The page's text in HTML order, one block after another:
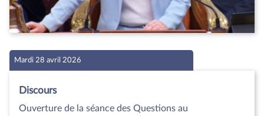
Mardi 28 avril 2026
Discours
Ouverture de la séance des Questions au